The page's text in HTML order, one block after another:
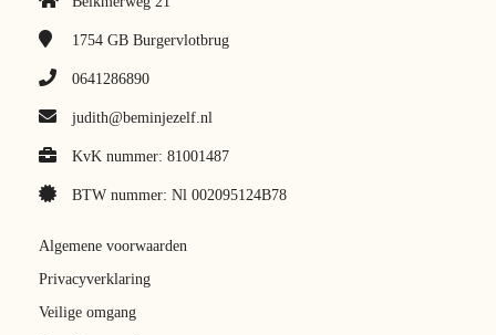
1754 GB Burgervlotbrug
0641286890
judith@beminjezelf.nl
KvK nummer: 81001487
BTW nummer: Nl 002095124B78
Algemene voorwaarden
Privacyverklaring
Veilige omgang